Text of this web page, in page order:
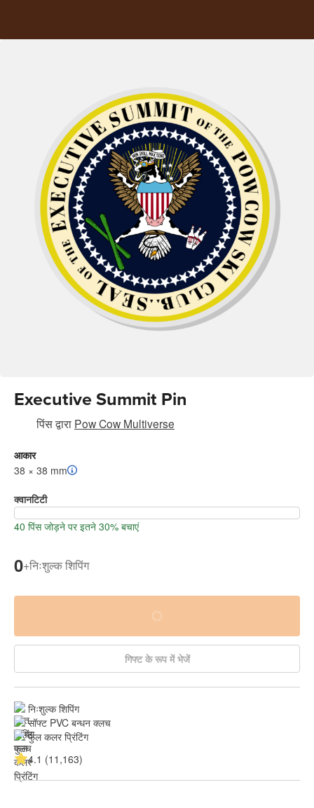
Executive Summit Pin
पिंसद्वारा Pow Cow Multiverse
आकार
38 × 38 mm
क्वानटिटी
40 पिंस जोड़ने पर इतने 30% बचाएं
0+निःशुल्क शिपिंग
गिफ्ट के रूप में भेजें
निःशुल्क शिपिंग
सॉफ्ट PVC बन्धन क्लच
फुल कलर प्रिंटिंग
4.1 (11,163)